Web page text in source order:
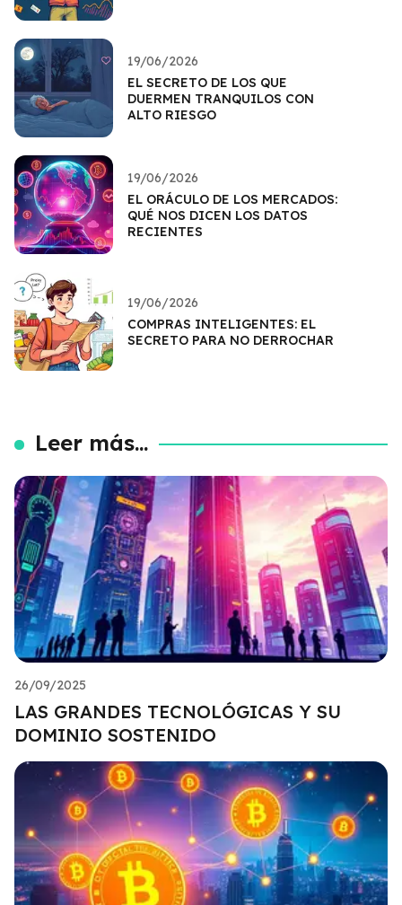
19/06/2026
EL SECRETO DE LOS QUE
DUERMEN TRANQUILOS CON
ALTO RIESGO
19/06/2026
EL ORÁCULO DE LOS MERCADOS:
QUÉ NOS DICEN LOS DATOS
RECIENTES
19/06/2026
COMPRAS INTELIGENTES: EL
SECRETO PARA NO DERROCHAR
Leer más...
26/09/2025
LAS GRANDES TECNOLÓGICAS Y SU
DOMINIO SOSTENIDO